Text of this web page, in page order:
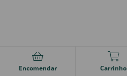
Encomendar Carrinho